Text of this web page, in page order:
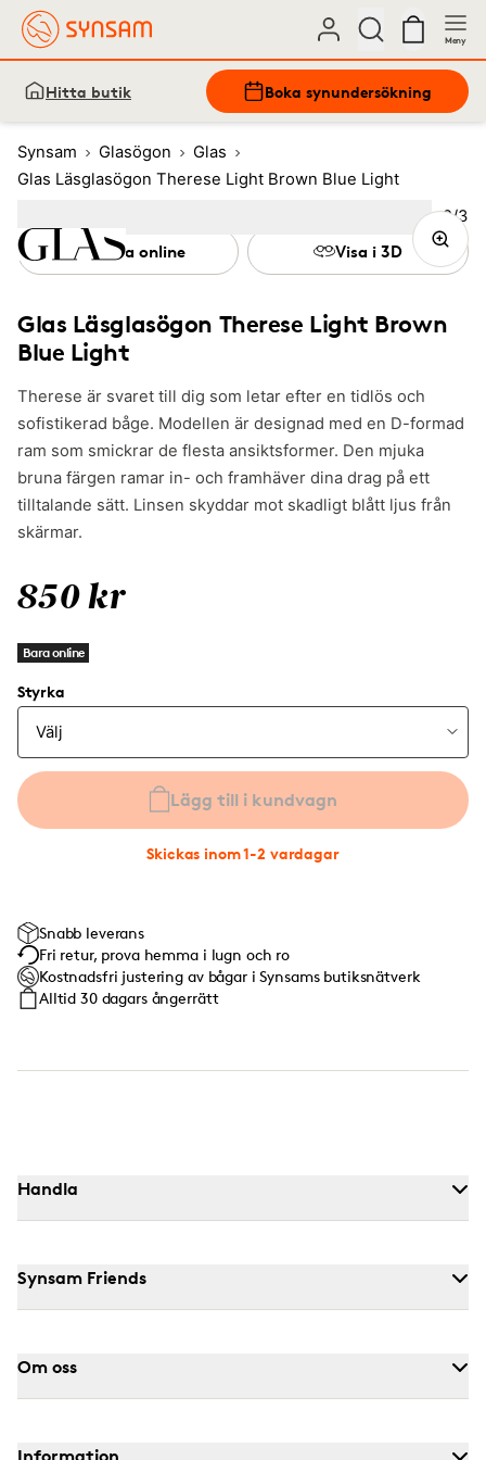
Meny
Hitta butik Boka synundersökning
Synsam Glasögon
Glas
Glas Läsglasögon Therese Light Brown Blue Light
Glas Läsglasögon Therese Light Brown
Blue Light
Therese är svaret till dig som letar efter en tidlös och
sofistikerad båge. Modellen är designad med en D-formad
ram som smickrar de flesta ansiktsformer. Den mjuka
bruna färgen ramar in- och framhäver dina drag på ett
tilltalande sätt. Linsen skyddar mot skadligt blått ljus från
skärmar.
850 kr
Bara online
Styrka
Lägg till i kundvagn
Skickas inom 1-2 vardagar
Prova online Visa i 3D
Snabb leverans
Fri retur, prova hemma i lugn och ro
Kostnadsfri justering av bågar i Synsams butiksnätverk
Alltid 30 dagars ångerrätt
Bild
2/3
Image 3
Handla
Synsam Friends
Om oss
Information